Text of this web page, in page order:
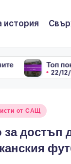
история
показатели на
22/12/2025
от САЩ
за достъп